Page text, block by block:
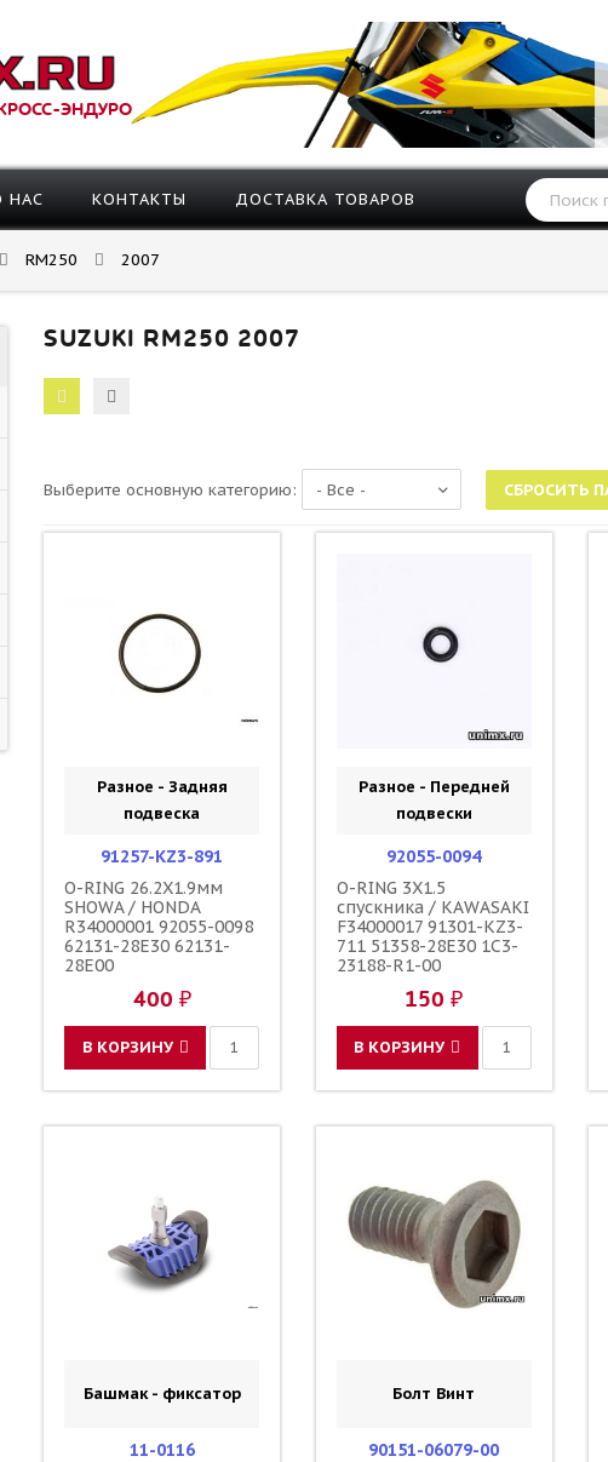
ЭНДУРО
НАС КОНТАКТЫ ДОСТАВКА ТОВАРОВ
RM250 2007
SUZUKI RM250 2007
Выберите основную категорию:
Разное - Задняя
подвеска
91257-KZ3-891
O-RING 26.2X1.9мм
SHOWA / HONDA
R34000001 92055-0098
62131-28E30 62131-
28E00
400 ₽
В КОРЗИНУ
Разное - Передней
подвески
92055-0094
O-RING 3X1.5
спускника / KAWASAKI
F34000017 91301-KZ3-
711 51358-28E30 1C3-
23188-R1-00
150 ₽
В КОРЗИНУ
Башмак - фиксатор
11-0116
Болт Винт
90151-06079-00